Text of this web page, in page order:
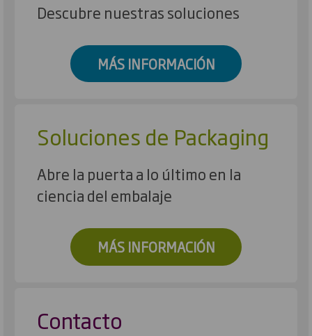
Descubre nuestras soluciones
MÁS INFORMACIÓN
Soluciones de Packaging
Abre la puerta a lo último en la
ciencia del embalaje
MÁS INFORMACIÓN
Contacto